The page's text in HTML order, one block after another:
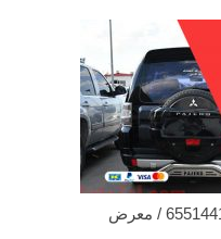
نشتري السيارات الواحة / 65514411 / معرض